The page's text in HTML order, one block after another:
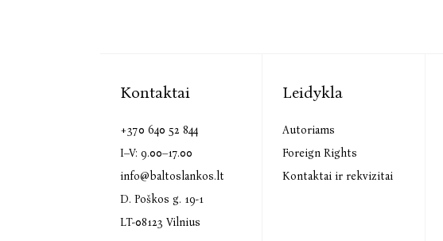
Kontaktai
+370 640 52 844
I–V: 9.00–17.00
info@baltoslankos.lt
D. Poškos g. 19-1
LT-08123 Vilnius
Leidykla
Autoriams
Foreign Rights
Kontaktai ir rekvizitai